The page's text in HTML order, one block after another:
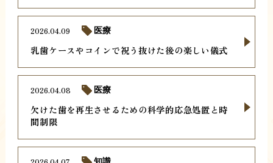
乳歯ケースやコインで祝う抜けた後の楽しい儀式
2026.04.09 医療
欠けた歯を再生させるための科学的応急処置と時
間制限
2026.04.08 医療